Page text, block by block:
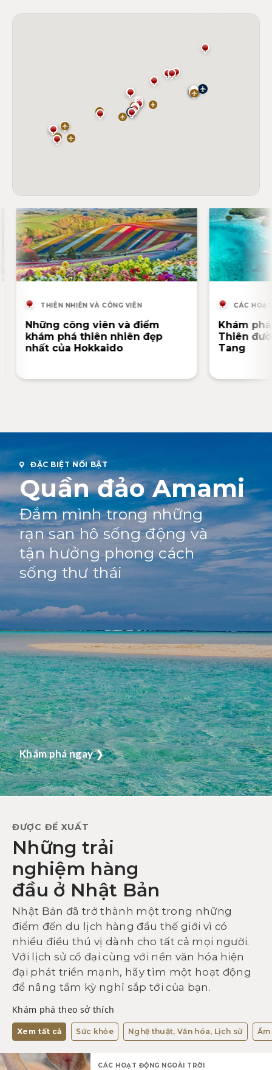
THIÊN NHIÊN VÀ CÔNG VIÊN
Những công viên và điểm
khám phá thiên nhiên đẹp
nhất của Hokkaido
CÁC
Khám
Thiên
Tang
ĐẶC BIỆT NỔI BẬT
Quần đảo Amami
Đắm mình trong những
rạn san hô sống động và
tận hưởng phong cách
sống thư thái
Khám phá ngay❯
ĐƯỢC ĐỀ XUẤT
Những trải
nghiệm hàng
đầu ở Nhật Bản
Nhật Bản đã trở thành một trong những
điểm đến du lịch hàng đầu thế giới vì có
nhiều điều thú vị dành cho tất cả mọi người.
Với lịch sử cổ đại cùng với nền văn hóa hiện
đại phát triển mạnh, hãy tìm một hoạt động
để nâng tầm kỳ nghỉ sắp tới của bạn.
Khám phá theo sở thích
Xem tất cả Sức khỏe Nghệ thuật, Văn hóa, Lịch sử
CÁC HOẠT ĐỘNG NGOÀI TRỜI